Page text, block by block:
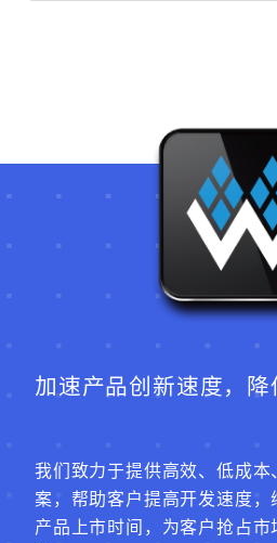
加速产品创新速度，
我们致力于提供高效、低成本
案，帮助客户提高开发速度，
产品上市时间，为客户抢占市